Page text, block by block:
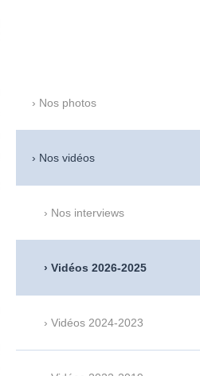
Nos photos
Nos vidéos
Nos interviews
Vidéos 2026-2025
Vidéos 2024-2023